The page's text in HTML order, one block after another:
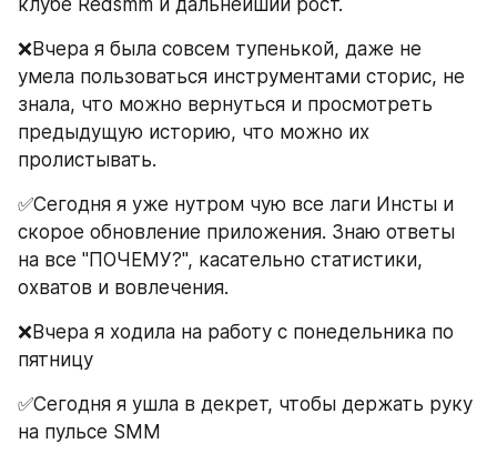
клубе Redsmm и дальнейший рост.
❌Вчера я была совсем тупенькой, даже не
умела пользоваться инструментами сторис, не
знала, что можно вернуться и просмотреть
предыдущую историю, что можно их
пролистывать.
✅Сегодня я уже нутром чую все лаги Инсты и
скорое обновление приложения. Знаю ответы
на все "ПОЧЕМУ?", касательно статистики,
охватов и вовлечения.
❌Вчера я ходила на работу с понедельника по
пятницу
✅Сегодня я ушла в декрет, чтобы держать руку
на пульсе SMM